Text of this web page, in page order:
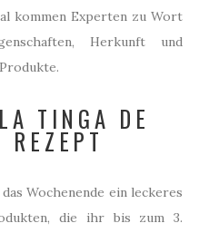
kommen Experten zu Wort
Herkunft und
TINGA DE
REZEPT
Wochenende ein leckeres
die ihr bis zum 3.